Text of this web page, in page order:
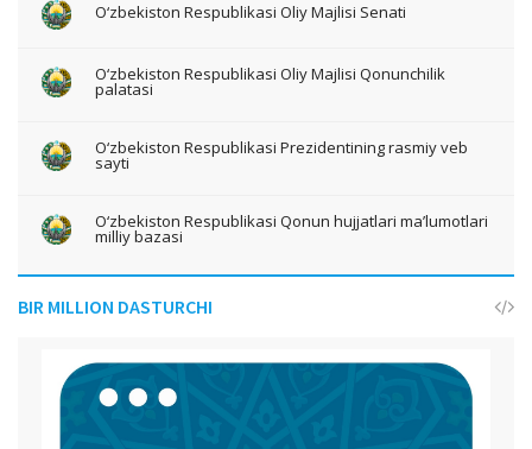
O‘zbekiston Respublikasi Oliy Majlisi Senati
O‘zbekiston Respublikasi Oliy Majlisi Qonunchilik
palatasi
O‘zbekiston Respublikasi Prezidentining rasmiy veb
sayti
O‘zbekiston Respublikasi Qonun hujjatlari ma’lumotlari
milliy bazasi
BIR MILLION DASTURCHI